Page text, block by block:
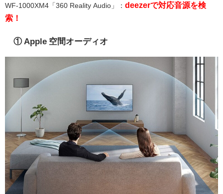
WF-1000XM4「360 Reality Audio」： deezerで対応音源を検
索！
① Apple 空間オーディオ